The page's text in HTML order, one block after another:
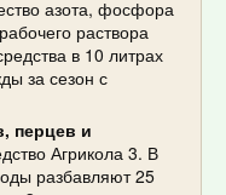
азота, фосфора
раствора
в 10 литрах
за сезон с
перцев и
Агрикола 3. В
разбавляют 25